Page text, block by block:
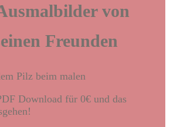
von
Freunden
Download für 0€ und das